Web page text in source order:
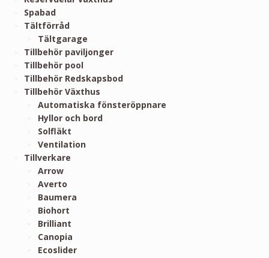
Spabad
Tältförråd
Tältgarage
Tillbehör paviljonger
Tillbehör pool
Tillbehör Redskapsbod
Tillbehör Växthus
Automatiska fönsteröppnare
Hyllor och bord
Solfläkt
Ventilation
Tillverkare
Arrow
Averto
Baumera
Biohort
Brilliant
Canopia
Ecoslider